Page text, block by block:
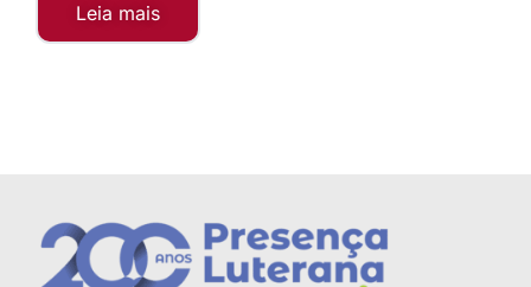
Leia mais